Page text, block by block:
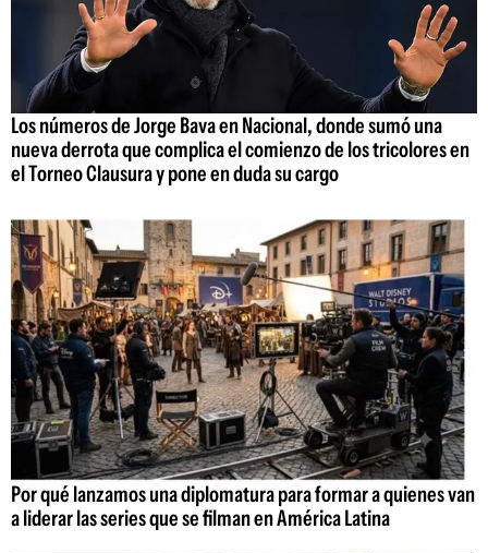
Los números de Jorge Bava en Nacional, donde sumó una
nueva derrota que complica el comienzo de los tricolores en
el Torneo Clausura y pone en duda su cargo
Por qué lanzamos una diplomatura para formar a quienes van
a liderar las series que se filman en América Latina